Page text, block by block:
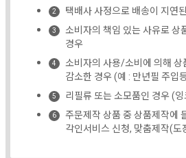
택배사 사정으로 배송이 지연
소비자의 책임 있는 사유로
경우
소비자의 사용/소비에 의해 상
감소한 경우 (예 : 만년필 주입
리필류 또는 소모품인 경우 (
주문제작 상품 중 상품제작에
각인서비스 신청, 맞춤제작(도